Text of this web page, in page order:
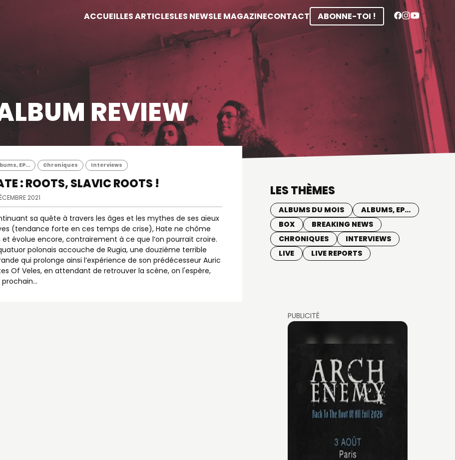
ACCUEILLES ARTICLESLES NEWSLE MAGAZINECONTACT ABONNE-TOI !
REVIEW
EP... Chroniques Interviews
: ROOTS, SLAVIC ROOTS !
2021
sa quête à travers les âges et les mythes de ses aïeux
(tendance forte en ces temps de crise), Hate ne chôme
et évolue encore, contrairement à ce que l’on pourrait croire.
polonais accouche de Rugia, une douzième terrible
qui prolonge ainsi l’expérience de son prédécesseur Auric
Of Veles, en attendant de retrouver la scène, on l'espère,
prochain…
LES THÈMES
ALBUMS DU MOIS
ALBUMS, EP...
BOX
BREAKING NEWS
CHRONIQUES
INTERVIEWS
LIVE
LIVE REPORTS
PUBLICITÉ